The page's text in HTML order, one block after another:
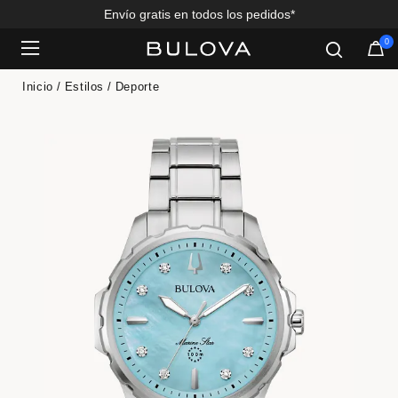
Envío gratis en todos los pedidos*
0
Inicio Estilos Deporte
Added to Manage Wishlist